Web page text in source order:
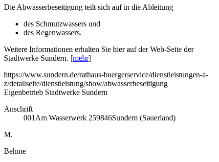
Die Abwasserbeseitigung teilt sich auf in die Ableitung
des Schmutzwassers und
des Regenwassers.
Weitere Informationen erhalten Sie hier auf der Web-Seite der
Stadtwerke Sundern. [mehr]
https://www.sundern.de/rathaus-buergerservice/dienstleistungen-a-
z/detailseite/dienstleistung/show/abwasserbeseitigung
Eigenbetrieb Stadtwerke Sundern
Anschrift
001 Am Wasserwerk 259846Sundern (Sauerland)
M.
Behme